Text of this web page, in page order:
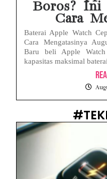
Boros? Ini
Cara
Baterai Apple Watch
Cara Mengatasinya
Baru beli Apple
kapasitas maksimal